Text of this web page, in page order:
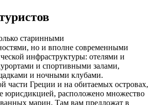
старинными
но и вполне современными
инфраструктуры: отелями и
и спортивными залами,
и ночными клубами.
части Греции и на обитаемых островах,
юрисдикцией, расположено множество
марин. Там вам предложат в